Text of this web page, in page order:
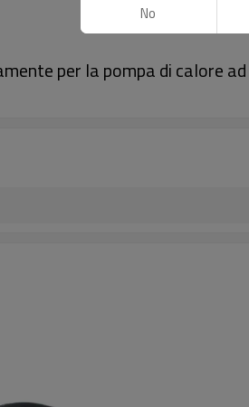
per la pompa di calore
No